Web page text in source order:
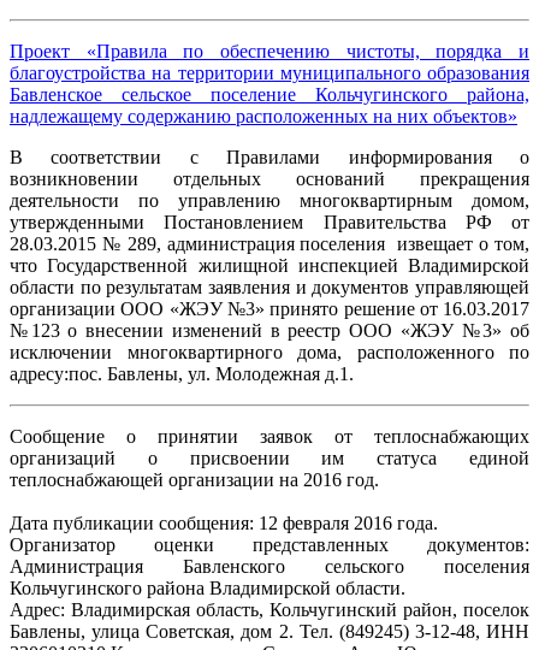
Проект «Правила по обеспечению чистоты, порядка и
благоустройства на территории муниципального образования
Бавленское сельское поселение Кольчугинского района,
надлежащему содержанию расположенных на них объектов»
В соответствии с Правилами информирования о
возникновении отдельных оснований прекращения
деятельности по управлению многоквартирным домом,
утвержденными Постановлением Правительства РФ от
28.03.2015 № 289, администрация поселения извещает о том,
что Государственной жилищной инспекцией Владимирской
области по результатам заявления и документов управляющей
организации ООО «ЖЭУ №3» принято решение от 16.03.2017
№123 о внесении изменений в реестр ООО «ЖЭУ №3» об
исключении многоквартирного дома, расположенного по
адресу:пос. Бавлены, ул. Молодежная д.1.
Сообщение о принятии заявок от теплоснабжающих
организаций о присвоении им статуса единой
теплоснабжающей организации на 2016 год.
Дата публикации сообщения: 12 февраля 2016 года.
Организатор оценки представленных документов:
Администрация Бавленского сельского поселения
Кольчугинского района Владимирской области.
Адрес: Владимирская область, Кольчугинский район, поселок
Бавлены, улица Советская, дом 2. Тел. (849245) 3-12-48, ИНН